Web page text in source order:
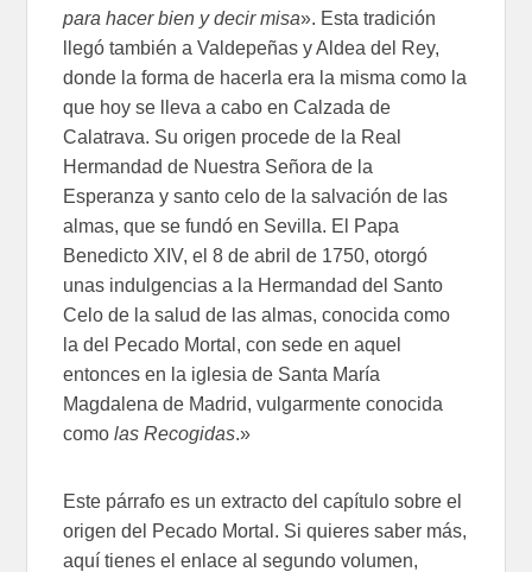
para hacer bien y decir misa». Esta tra­dición
llegó también a Valdepeñas y Aldea del Rey,
donde la forma de hacerla era la misma como la
que hoy se lleva a cabo en Calzada de
Calatrava. Su origen procede de la Real
Hermandad de Nuestra Señora de la
Esperanza y santo celo de la salvación de las
almas, que se fundó en Sevilla. El Papa
Benedicto XIV, el 8 de abril de 1750, otorgó
unas indulgencias a la Hermandad del Santo
Celo de la sa­lud de las almas, conocida como
la del Pecado Mortal, con sede en aquel
entonces en la iglesia de Santa María
Magdalena de Madrid, vulgarmente conocida
comolas Recogidas.»
Este párrafo es un extracto del capítulo sobre el
origen del Pecado Mortal. Si quieres saber más,
aquí tienes el enlace al segundo volumen,